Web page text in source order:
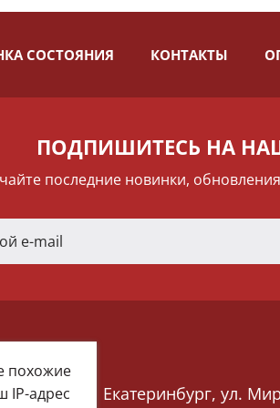
СОСТОЯНИЯ КОНТАКТЫ
ПОДПИШИТЕСЬ НА
последние новинки,
Екатеринбург, ул.
похожие
IP-адрес